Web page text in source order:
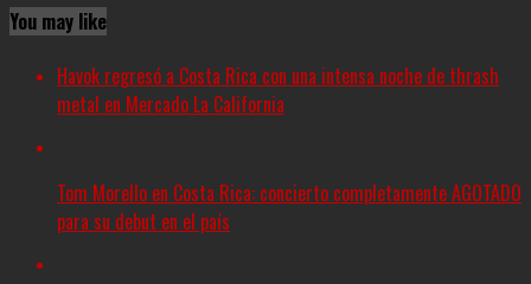
You may like
Havok regresó a Costa Rica con una intensa noche de thrash
metal en Mercado La California
Tom Morello en Costa Rica: concierto completamente AGOTADO
para su debut en el país